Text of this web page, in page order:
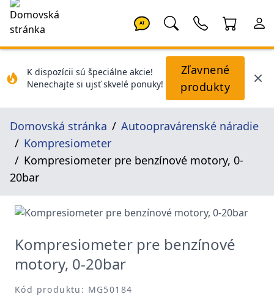
AI
K dispozícii sú špeciálne akcie!
Nenechajte si ujsť skvelé ponuky!
Zľavnené
produkty
Domovská stránka
Autoopravárenské náradie
Kompresiometer
Kompresiometer pre benzínové motory, 0-
20bar
Kompresiometer pre benzínové
motory, 0-20bar
Kód produktu: MG50184